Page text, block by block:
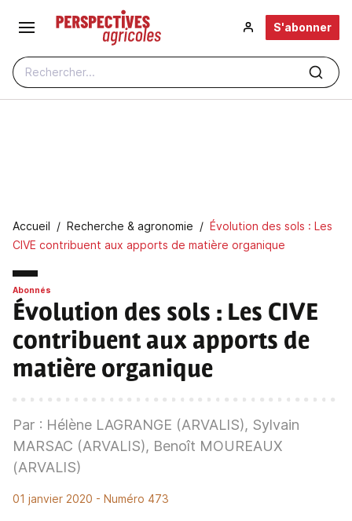
Aller au contenu principal
Rechercher...
S'abonner
Fil d'Ariane
Accueil Recherche & agronomie
Évolution des sols : Les
CIVE contribuent aux apports de matière organique
Abonnés
Évolution des sols : Les CIVE
contribuent aux apports de
matière organique
Par : Hélène LAGRANGE (ARVALIS), Sylvain
MARSAC (ARVALIS), Benoît MOUREAUX
(ARVALIS)
01 janvier 2020 - Numéro 473